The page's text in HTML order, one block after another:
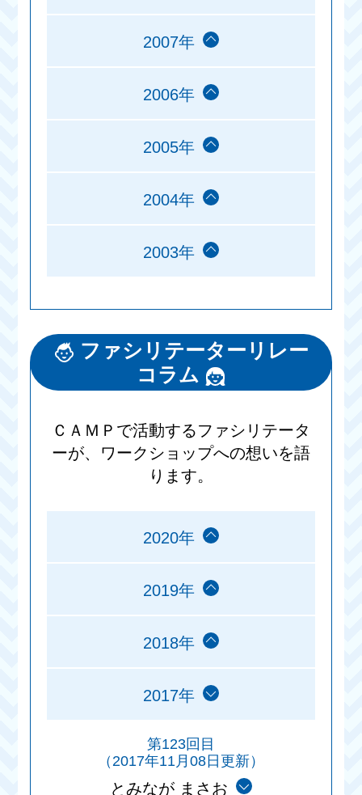
2007年
2006年
2005年
2004年
2003年
ファシリテーターリレー
コラム
ＣＡＭＰで活動するファシリテータ
ーが、ワークショップへの想いを語
ります。
2020年
2019年
2018年
2017年
第123回目
（2017年11月08日更新）
とみなが まさお